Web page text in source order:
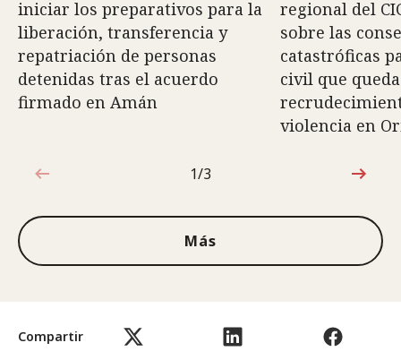
Compartir
iniciar los preparativos para la
liberación, transferencia y
repatriación de personas
detenidas tras el acuerdo
firmado en Amán
regional del
sobre las
catastróficas
civil que
violencia en
1de3
1/3
Más